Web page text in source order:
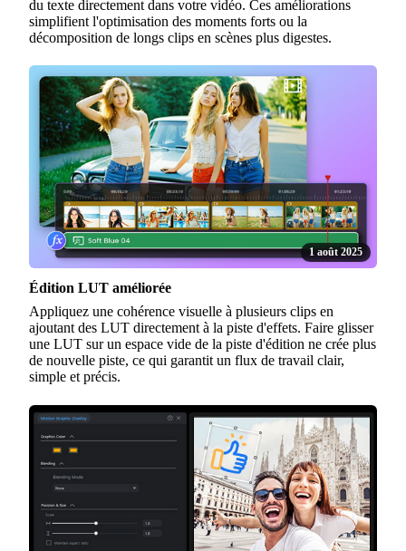
du texte directement dans votre vidéo. Ces améliorations
simplifient l'optimisation des moments forts ou la
décomposition de longs clips en scènes plus digestes.
1 août 2025
Édition LUT améliorée
Appliquez une cohérence visuelle à plusieurs clips en
ajoutant des LUT directement à la piste d'effets. Faire glisser
une LUT sur un espace vide de la piste d'édition ne crée plus
de nouvelle piste, ce qui garantit un flux de travail clair,
simple et précis.